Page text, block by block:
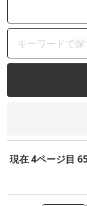
現在 4ページ目